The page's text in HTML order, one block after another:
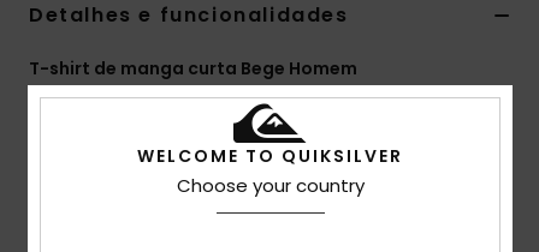
Detalhes e funcionalidades
T-shirt de manga curta Bege Homem
Código de Cor
Características
100% algodão orgânico [160 g/m2]
WELCOME TO QUIKSILVER
Choose your country